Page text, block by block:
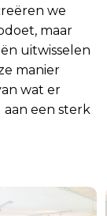
we
maar
uitwisselen
manier
wat er
aan een sterk